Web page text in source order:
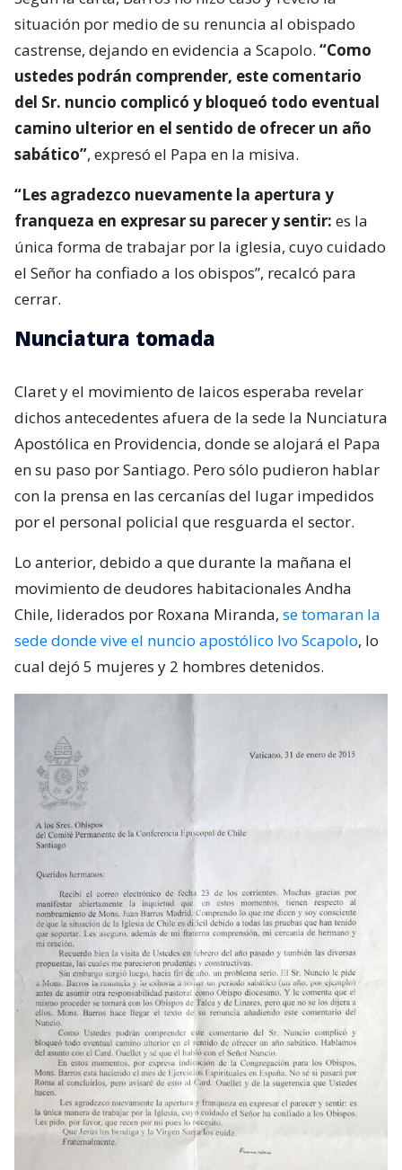
situación por medio de su renuncia al obispado
castrense, dejando en evidencia a Scapolo. “Como
ustedes podrán comprender, este comentario
del Sr. nuncio complicó y bloqueó todo eventual
camino ulterior en el sentido de ofrecer un año
sabático”, expresó el Papa en la misiva.
“Les agradezco nuevamente la apertura y
franqueza en expresar su parecer y sentir: es la
única forma de trabajar por la iglesia, cuyo cuidado
el Señor ha confiado a los obispos”, recalcó para
cerrar.
Nunciatura tomada
Claret y el movimiento de laicos esperaba revelar
dichos antecedentes afuera de la sede la Nunciatura
Apostólica en Providencia, donde se alojará el Papa
en su paso por Santiago. Pero sólo pudieron hablar
con la prensa en las cercanías del lugar impedidos
por el personal policial que resguarda el sector.
Lo anterior, debido a que durante la mañana el
movimiento de deudores habitacionales Andha
Chile, liderados por Roxana Miranda, se tomaran la
sede donde vive el nuncio apostólico Ivo Scapolo, lo
cual dejó 5 mujeres y 2 hombres detenidos.